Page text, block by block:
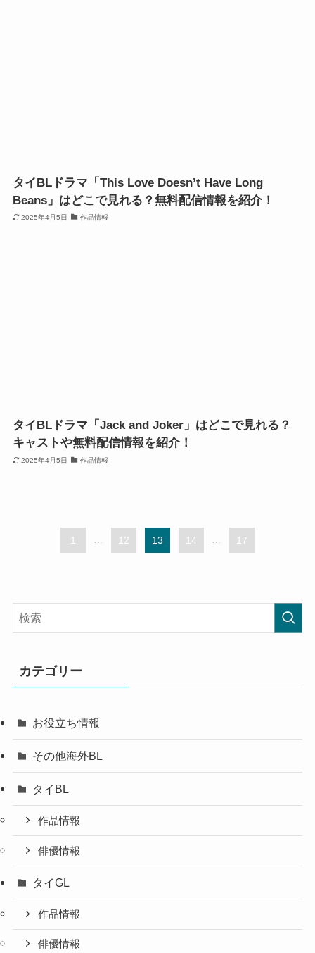
タイBLドラマ「This Love Doesn’t Have Long
Beans」はどこで見れる？無料配信情報を紹介！
2025年4月5日 作品情報
タイBLドラマ「Jack and Joker」はどこで見れる？
キャストや無料配信情報を紹介！
2025年4月5日 作品情報
1 ... 12 13 14 ... 17
カテゴリー
お役立ち情報
その他海外BL
タイBL
作品情報
俳優情報
タイGL
作品情報
俳優情報